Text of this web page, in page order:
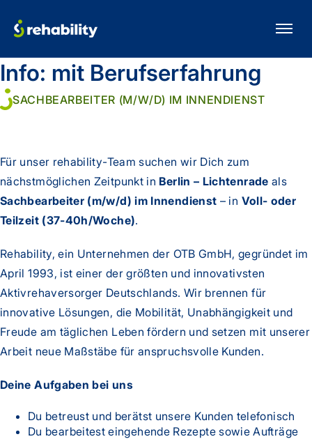
Info: mit Berufserfahrung
SACHBEARBEITER (M/W/D) IM INNENDIENST
Für unser rehability-Team suchen wir Dich zum
nächstmöglichen Zeitpunkt in Berlin – Lichtenrade als
Sachbearbeiter (m/w/d) im Innendienst – in Voll- oder
Teilzeit (37-40h/Woche).
Rehability, ein Unternehmen der OTB GmbH, gegründet im
April 1993, ist einer der größten und innovativsten
Aktivrehaversorger Deutschlands. Wir brennen für
innovative Lösungen, die Mobilität, Unabhängigkeit und
Freude am täglichen Leben fördern und setzen mit unserer
Arbeit neue Maßstäbe für anspruchsvolle Kunden.
Deine Aufgaben bei uns
Du betreust und berätst unsere Kunden telefonisch
Du bearbeitest eingehende Rezepte sowie Aufträge